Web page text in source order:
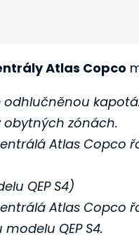
Atlas Copco
zónách.
Atlas Copco
QEP S4)
Atlas Copco
QEP S4.